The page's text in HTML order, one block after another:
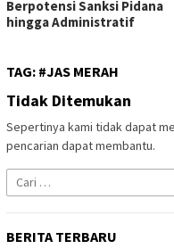
Berpotensi Sanksi Pidana
hingga Administratif
TAG: #JAS MERAH
Tidak Ditemukan
Sepertinya kami tidak dapat
pencarian dapat membantu.
Cari
untuk:
BERITA TERBARU